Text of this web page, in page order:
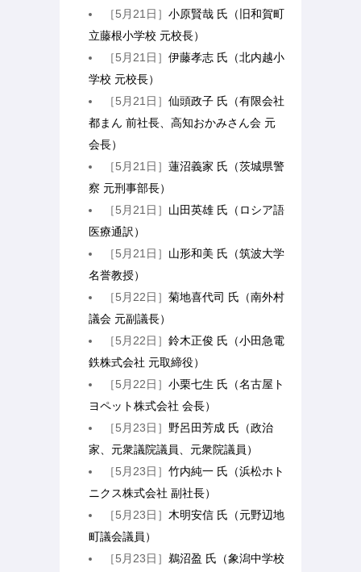
［5月21日］小原賢哉 氏（旧和賀町
立藤根小学校 元校長）
［5月21日］伊藤孝志 氏（北内越小
学校 元校長）
［5月21日］仙頭政子 氏（有限会社
都まん 前社長、高知おかみさん会 元
会長）
［5月21日］蓮沼義家 氏（茨城県警
察 元刑事部長）
［5月21日］ 山田英雄 氏（ロシア語
医療通訳）
［5月21日］ 山形和美 氏（筑波大学
名誉教授）
［5月22日］菊地喜代司 氏（南外村
議会 元副議長）
［5月22日］鈴木正俊 氏（小田急電
鉄株式会社 元取締役）
［5月22日］小栗七生 氏（名古屋ト
ヨペット株式会社 会長）
［5月23日］ 野呂田芳成 氏（政治
家、元衆議院議員、元衆院議員）
［5月23日］竹内純一 氏（浜松ホト
ニクス株式会社 副社長）
［5月23日］ 木明安信 氏（元野辺地
町議会議員）
［5月23日］ 鵜沼盈 氏（象潟中学校